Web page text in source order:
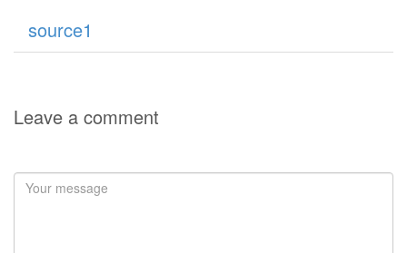
source1
Leave a comment